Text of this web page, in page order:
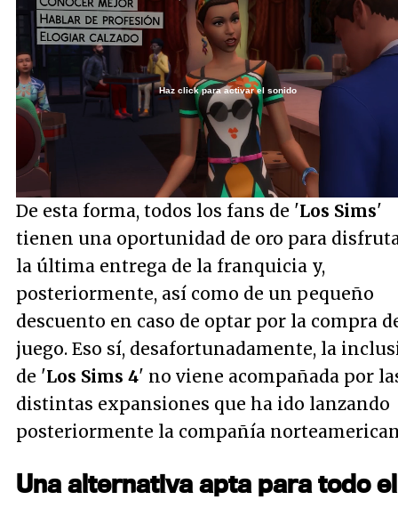
Unmute /
Loaded:
5.04%
Haz click para activar el sonido
De esta forma, todos los fans de 'Los Sims'
tienen una oportunidad de oro para
la última entrega de la franquicia y,
posteriormente, así como de un pequeño
descuento en caso de optar por la compra
juego. Eso sí, desafortunadamente, la
de 'Los Sims 4' no viene acompañada por
distintas expansiones que ha ido lanzando
posteriormente la compañía
Una alternativa apta para todo el